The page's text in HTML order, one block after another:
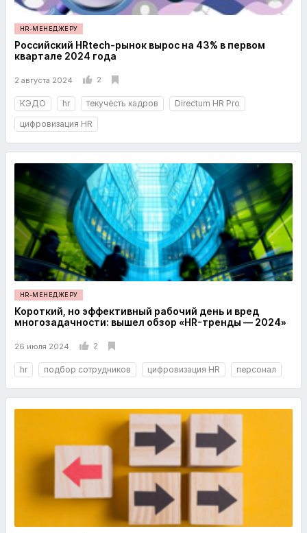
HR-МЕНЕДЖЕРУ
Российский HRtech-рынок вырос на 43% в первом
квартале 2024 года
2 августа 2024 2
КЭДО hr текучесть кадров
Directum HR Pro
цифровизация HR
HR-МЕНЕДЖЕРУ
Короткий, но эффективный рабочий день и вред
многозадачности: вышел обзор «HR-тренды — 2024»
26 июля 2024 2
hr подбор сотрудников цифровизация HR персонал